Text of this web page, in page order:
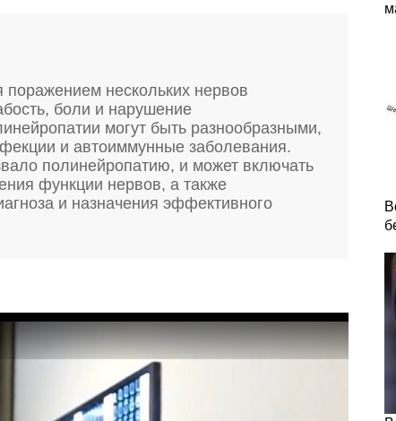
нескольких нервов
боли и нарушение
могут быть разнообразными,
и автоиммунные заболевания.
полинейропатию, и может включать
функции нервов, а также
и назначения эффективного